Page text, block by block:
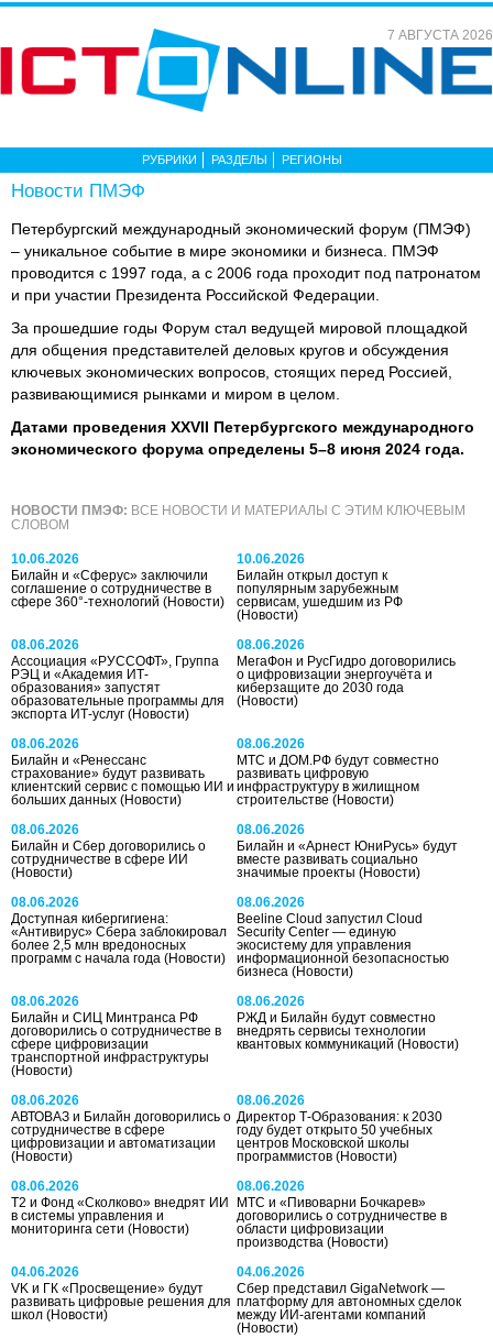
7 АВГУСТА 2026
РУБРИКИ РАЗДЕЛЫ РЕГИОНЫ
Новости ПМЭФ
Петербургский международный экономический форум (ПМЭФ)
– уникальное событие в мире экономики и бизнеса. ПМЭФ
проводится с 1997 года, а с 2006 года проходит под патронатом
и при участии Президента Российской Федерации.
За прошедшие годы Форум стал ведущей мировой площадкой
для общения представителей деловых кругов и обсуждения
ключевых экономических вопросов, стоящих перед Россией,
развивающимися рынками и миром в целом.
Датами проведения XXVII Петербургского международного
экономического форума определены 5–8 июня 2024 года.
НОВОСТИ ПМЭФ: ВСЕ НОВОСТИ И МАТЕРИАЛЫ С ЭТИМ КЛЮЧЕВЫМ
СЛОВОМ
10.06.2026
Билайн и «Сферус» заключили
соглашение о сотрудничестве в
сфере 360°-технологий (Новости)
10.06.2026
Билайн открыл доступ к
популярным зарубежным
сервисам, ушедшим из РФ
(Новости)
08.06.2026
Ассоциация «РУССОФТ», Группа
РЭЦ и «Академия ИТ-
образования» запустят
образовательные программы для
экспорта ИТ-услуг (Новости)
08.06.2026
МегаФон и РусГидро договорились
о цифровизации энергоучёта и
киберзащите до 2030 года
(Новости)
08.06.2026
Билайн и «Ренессанс
страхование» будут развивать
клиентский сервис с помощью ИИ и
больших данных (Новости)
08.06.2026
МТС и ДОМ.РФ будут совместно
развивать цифровую
инфраструктуру в жилищном
строительстве(Новости)
08.06.2026
Билайн и Сбер договорились о
сотрудничестве в сфере ИИ
(Новости)
08.06.2026
Билайн и «Арнест ЮниРусь» будут
вместе развивать социально
значимые проекты(Новости)
08.06.2026
Доступная кибергигиена:
«Антивирус» Сбера заблокировал
более 2,5 млн вредоносных
программ с начала года (Новости)
08.06.2026
Beeline Cloud запустил Cloud
Security Center — единую
экосистему для управления
информационной безопасностью
бизнеса(Новости)
08.06.2026
Билайн и СИЦ Минтранса РФ
договорились о сотрудничестве в
сфере цифровизации
транспортной инфраструктуры
(Новости)
08.06.2026
РЖД и Билайн будут совместно
внедрять сервисы технологии
квантовых коммуникаций(Новости)
08.06.2026
АВТОВАЗ и Билайн договорились о
сотрудничестве в сфере
цифровизации и автоматизации
(Новости)
08.06.2026
Директор Т-Образования: к 2030
году будет открыто 50 учебных
центров Московской школы
программистов(Новости)
08.06.2026
T2 и Фонд «Сколково» внедрят ИИ
в системы управления и
мониторинга сети (Новости)
08.06.2026
МТС и «Пивоварни Бочкарев»
договорились о сотрудничестве в
области цифровизации
производства(Новости)
04.06.2026
VK и ГК «Просвещение» будут
развивать цифровые решения для
школ (Новости)
04.06.2026
Сбер представил GigaNetwork —
платформу для автономных сделок
между ИИ-агентами компаний
(Новости)